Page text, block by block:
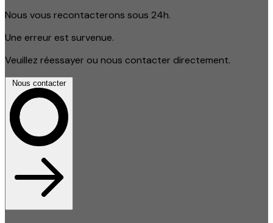
Nous vous recontacterons sous 24h.
Une erreur est survenue.
Veuillez réessayer ou nous contacter directement.
Nous contacter